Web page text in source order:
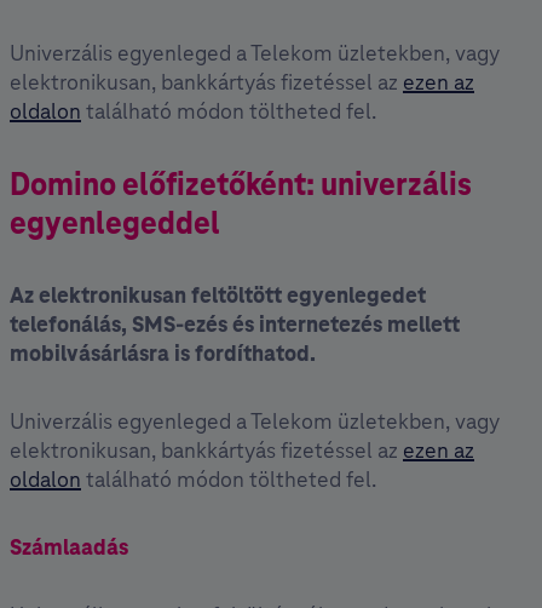
Univerzális egyenleged a Telekom üzletekben, vagy
elektronikusan, bankkártyás fizetéssel az ezen az
oldalon található módon töltheted fel.
Domino előfizetőként: univerzális
egyenlegeddel
Az elektronikusan feltöltött egyenlegedet
telefonálás, SMS-ezés és internetezés mellett
mobilvásárlásra is fordíthatod.
Univerzális egyenleged a Telekom üzletekben, vagy
elektronikusan, bankkártyás fizetéssel az ezen az
oldalon található módon töltheted fel.
Számlaadás